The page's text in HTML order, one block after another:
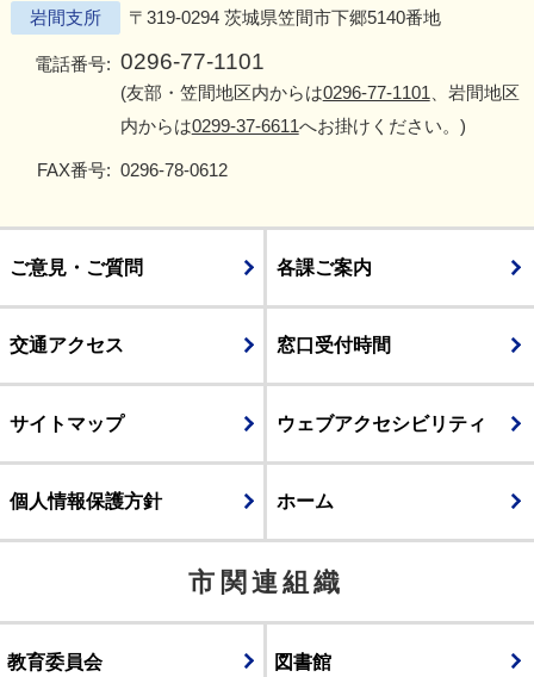
岩間支所 〒319-0294 茨城県笠間市下郷5140番地
電話番号: 0296-77-1101
(友部・笠間地区内からは0296-77-1101 、岩間地区
内からは0299-37-6611へお掛けください。)
FAX番号: 0296-78-0612
ご意見・ご質問 各課ご案内
交通アクセス 窓口受付時間
サイトマップ ウェブアクセシビリティ
個人情報保護方針 ホーム
市関連組織
教育委員会 図書館